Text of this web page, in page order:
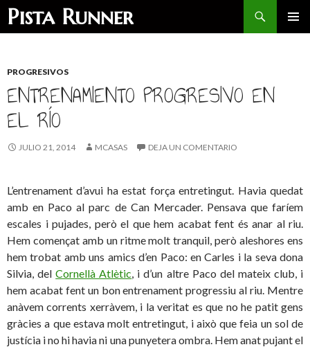
Pista Runner
Buscar
SALTAR
PROGRESIVOS
ENTRENAMIENTO PROGRESIVO EN
EL RÍO
JULIO 21, 2014 MCASAS DEJA UN COMENTARIO
L’entrenament d’avui ha estat força entretingut. Havia quedat
amb en Paco al parc de Can Mercader. Pensava que faríem
escales i pujades, però el que hem acabat fent és anar al riu.
Hem començat amb un ritme molt tranquil, però aleshores ens
hem trobat amb uns amics d’en Paco: en Carles i la seva dona
Silvia, del Cornellà Atlètic, i d’un altre Paco del mateix club, i
hem acabat fent un bon entrenament progressiu al riu. Mentre
anàvem corrents xerràvem, i la veritat es que no he patit gens
gràcies a que estava molt entretingut, i això que feia un sol de
justícia i no hi havia ni una punyetera ombra. Hem anat pujant el